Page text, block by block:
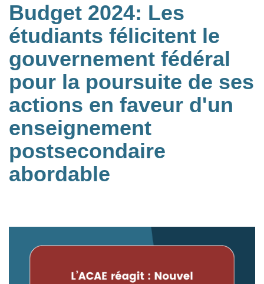
Budget 2024: Les
étudiants félicitent le
gouvernement fédéral
pour la poursuite de ses
actions en faveur d'un
enseignement
postsecondaire
abordable